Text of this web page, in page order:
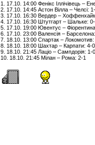
1. 17.10. 14:00 Фенікс Іллічівець –
2. 17.10. 14:45 Астон Вілла – Челсі:
3. 17.10. 16:30 Вердер –
4. 17.10. 16:30 Штутгарт – Шальке:
5. 17.10. 19:00 Ювентус –
6. 17.10. 23:00 Валенсія –
7. 18.10. 13:00 Спартак –
8. 18.10. 18:00 Шахтар – Карпати: 4-0
9. 18.10. 21:45 Лаціо – Сампдорія: 1-0
10. 18.10. 21:45 Мілан – Рома: 2-1